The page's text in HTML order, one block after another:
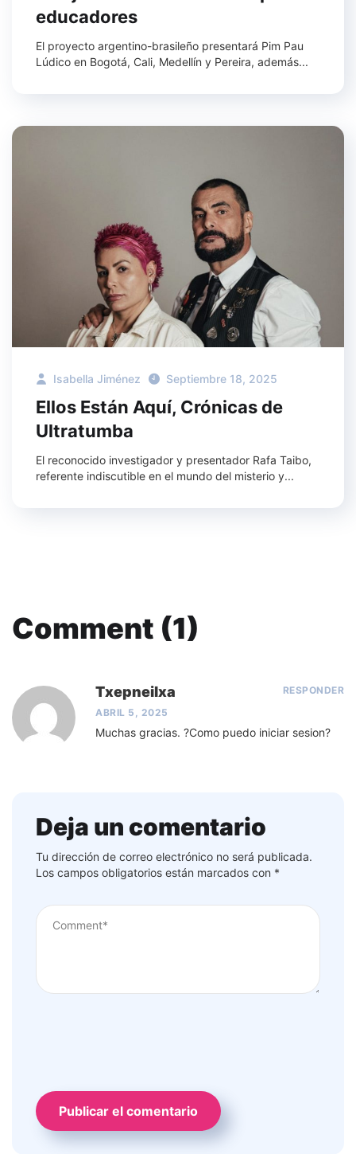
educadores
El proyecto argentino-brasileño presentará Pim Pau
Lúdico en Bogotá, Cali, Medellín y Pereira, además...
Isabella Jiménez Septiembre 18, 2025
Ellos Están Aquí, Crónicas de
Ultratumba
El reconocido investigador y presentador Rafa Taibo,
referente indiscutible en el mundo del misterio y...
Comment (1)
Txepneilxa
ABRIL 5, 2025
RESPONDER
Muchas gracias. ?Como puedo iniciar sesion?
Deja un comentario
Tu dirección de correo electrónico no será publicada.
Los campos obligatorios están marcados con *